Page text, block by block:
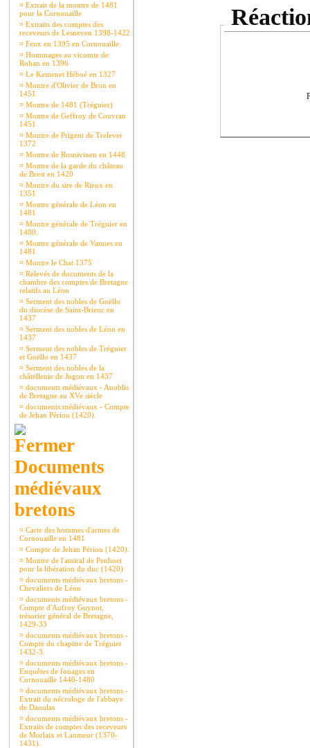
¤ Extrait de la montre de 1481
pour la Cornouaille
¤ Extraits des comptes des
receveurs de Lesneven 1398-1422
¤ Feux en 1395 en Cornouaille
¤ Hommages au vicomte de
Rohan en 1396
¤ Le Kemenet Héboé en 1327
¤ Montre d'Olivier de Bron en
1451
¤ Montre de 1481 (Tréguier)
¤ Montre de Geffroy de Couvran
1451
¤ Montre de Prigent de Trelever
1372
¤ Montre de Rosnivinen en 1448
¤ Montre de la garde du château
de Brest en 1420
¤ Montre du sire de Rieux en
1351
¤ Montre générale de Léon en
1481
¤ Montre générale de Tréguier en
1480.
¤ Montre générale de Vannes en
1481
¤ Montre le Chat 1375
¤ Relevés de documents de la
chambre des comptes de Bretagne
relatifs au Léon
¤ Serment des nobles de Goëllo
du diocèse de Saint-Brieuc en
1437
¤ Serment des nobles de Léon en
1437
¤ Serment des nobles de Tréguier
et Goëllo en 1437
¤ Serment des nobles de la
châtellenie de Jugon en 1437
¤ documents médiévaux - Anoblis
de Bretagne au XVe siècle
¤ documents médiévaux - Compte
de Jehan Périou (1420).
Documents
médiévaux
bretons
¤ Carte des hommes d'armes de
Cornouaille en 1481
¤ Compte de Jehan Périou (1420).
¤ Montre de l'amiral de Penhoet
pour la libération du duc (1420)
¤ documents médiévaux bretons -
Chevaliers de Léon
¤ documents médiévaux bretons -
Compte d'Aufroy Guynot,
trésorier général de Bretagne,
1429-33
¤ documents médiévaux bretons -
Compte du chapitre de Tréguier
1432-3.
¤ documents médiévaux bretons -
Enquêtes de fouages en
Cornouaille 1440-1480
¤ documents médiévaux bretons -
Extrait du nécrologe de l'abbaye
de Daoulas
¤ documents médiévaux bretons -
Extraits de comptes des receveurs
de Morlaix et Lanmeur (1370-
1431).